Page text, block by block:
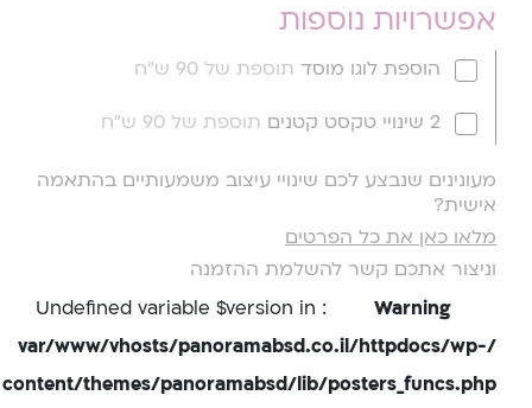
אפשרויות נוספות
הוספת לוגו מוסד תוספת של 90 ש"ח
2 שינויי טקסט קטנים תוספת של 90 ש"ח
מעונינים שנבצע לכם שינויי עיצוב משמעותיים בהתאמה
אישית?
מלאו כאן את כל הפרטים
וניצור אתכם קשר להשלמת ההזמנה
Warning
: Undefined variable $version in
/var/www/vhosts/panoramabsd.co.il/httpdocs/wp-
content/themes/panoramabsd/lib/posters_funcs.php